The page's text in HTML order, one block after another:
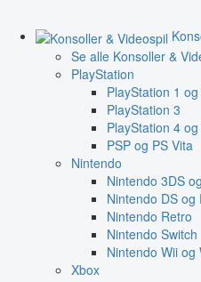
Se alle Konsoller &
PlayStation
PlayStation 1 og
PlayStation 3
PlayStation 4
PSP og PS Vita
Nintendo
Nintendo 3DS
Nintendo DS og
Nintendo Retro
Nintendo Switch
Nintendo Wii og
Xbox